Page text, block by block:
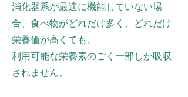
消化器系が最適に機能していない場
合、食べ物がどれだけ多く、どれだけ
栄養価が高くても、
利用可能な栄養素のごく一部しか吸収
されません。